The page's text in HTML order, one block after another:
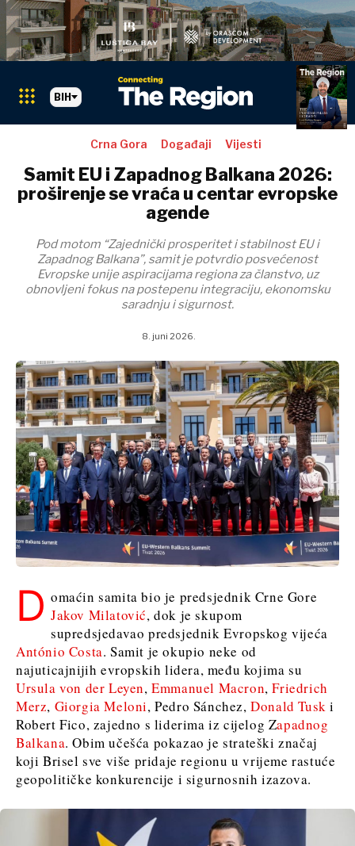
BIH
Crna Gora Događaji Vijesti
Samit EU i Zapadnog Balkana 2026:
proširenje se vraća u centar evropske
agende
Pod motom “Zajednički prosperitet i stabilnost EU i
Zapadnog Balkana”, samit je potvrdio posvećenost
Evropske unije aspiracijama regiona za članstvo, uz
obnovljeni fokus na postepenu integraciju, ekonomsku
saradnju i sigurnost.
8. juni 2026.
D omaćin samita bio je predsjednik Crne Gore
Jakov Milatović, dok je skupom
supredsjedavao predsjednik Evropskog vijeća
António Costa. Samit je okupio neke od
najuticajnijih evropskih lidera, među kojima su
Ursula von der Leyen,Emmanuel Macron,Friedrich
Merz, Giorgia Meloni, Pedro Sánchez,Donald Tuski
Robert Fico, zajedno s liderima iz cijelog Zapadnog
Balkana. Obim učešća pokazao je strateški značaj
koji Brisel sve više pridaje regionu u vrijeme rastuće
geopolitičke konkurencije i sigurnosnih izazova.